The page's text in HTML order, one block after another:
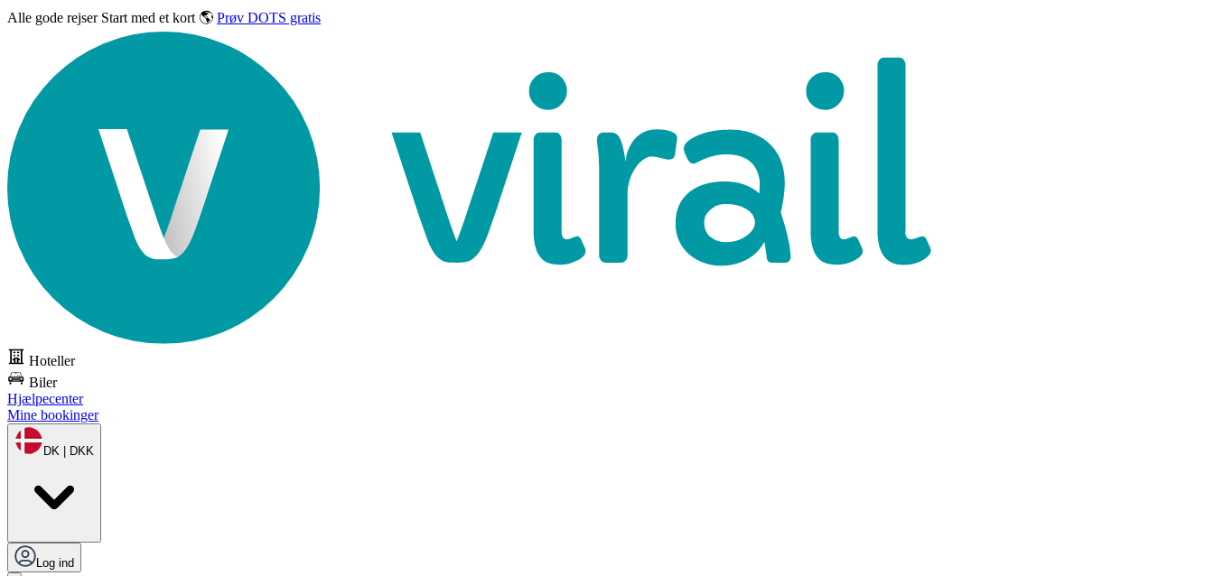
Alle gode rejser Start med et kort 🌎 Prøv DOTS gratis
Hoteller
Biler
Hjælpecenter
Mine bookinger
DK | DKK
Log ind